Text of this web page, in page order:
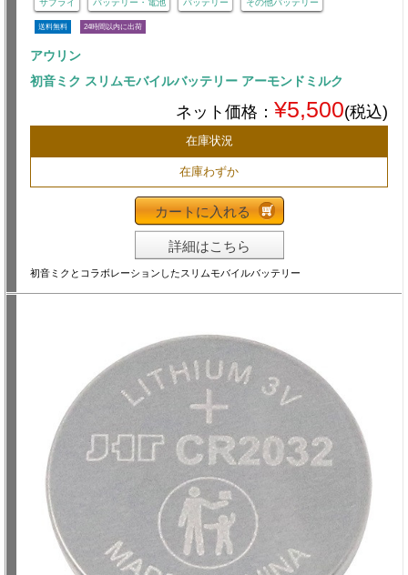
サプライ バッテリー・電池 バッテリー その他バッテリー
送料無料 24時間以内に出荷
アウリン
初音ミク スリムモバイルバッテリー アーモンドミルク
ネット価格： ¥5,500(税込)
在庫状況
在庫わずか
カートに入れる
詳細はこちら
初音ミクとコラボレーションしたスリムモバイルバッテリー